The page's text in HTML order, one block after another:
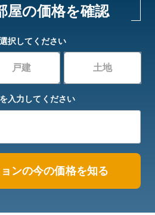
屋の価格を確認
択してください
戸建 土地
入力してください
ンの今の価格を知る